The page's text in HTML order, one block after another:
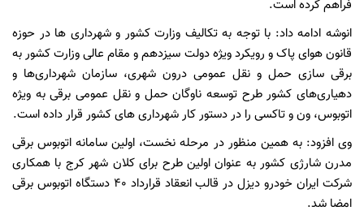
فراهم کرده است.
انوشه ادامه داد: با توجه به تکالیف وزارت کشور و شهرداری ها در حوزه
قانون هوای پاک و رویکرد ویژه دولت سیزدهم و مقام عالی وزارت کشور به
برقی سازی حمل و نقل عمومی درون شهری، سازمان شهرداری‌ها و
دهیاری‌های کشور طرح توسعه ناوگان حمل و نقل عمومی برقی به ویژه
اتوبوس، ون و تاکسی را در دستور کار شهرداری های کشور قرار داده‌ است.
وی افزود: به همین منظور در مرحله نخست، اولین سامانه اتوبوس برقی
مدرن شارژی کشور به عنوان اولین طرح برای کلان شهر کرج با همکاری
شرکت ایران خودرو دیزل در قالب انعقاد قرارداد ۴۰ دستگاه اتوبوس برقی
امضا شد.